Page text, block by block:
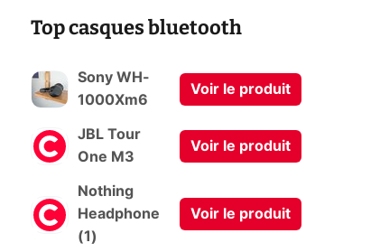
Top casques bluetooth
Sony WH-
1000Xm6
Voir le produit
JBL Tour
One M3
Voir le produit
Nothing
Headphone
(1)
Voir le produit